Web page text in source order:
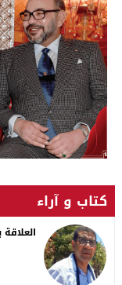
كتاب و آراء